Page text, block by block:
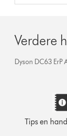
Verdere
Dyson DC63 ErP
Tips en